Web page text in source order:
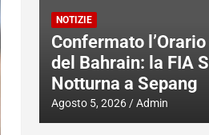
NOTIZIE
Confermato
del Bahrain: la FIA
Notturna a Sepang
Agosto 5, 2026 Admin